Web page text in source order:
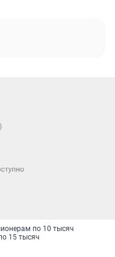
по 10 тысяч
15 тысяч